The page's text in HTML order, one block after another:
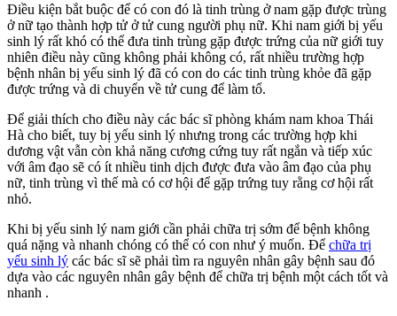
Điều kiện bắt buộc để có con đó là tinh trùng ở nam gặp được trùng
ở nữ tạo thành hợp tử ở tử cung người phụ nữ. Khi nam giới bị yếu
sinh lý rất khó có thể đưa tinh trùng gặp được trứng của nữ giới tuy
nhiên điều này cũng không phải không có, rất nhiều trường hợp
bệnh nhân bị yếu sinh lý đã có con do các tinh trùng khỏe đã gặp
được trứng và di chuyển về tử cung để làm tổ.
Để giải thích cho điều này các bác sĩ phòng khám nam khoa Thái
Hà cho biết, tuy bị yếu sinh lý nhưng trong các trường hợp khi
dương vật vẫn còn khả năng cương cứng tuy rất ngắn và tiếp xúc
với âm đạo sẽ có ít nhiều tinh dịch được đưa vào âm đạo của phụ
nữ, tinh trùng vì thế mà có cơ hội để gặp trứng tuy rằng cơ hội rất
nhỏ.
Khi bị yếu sinh lý nam giới cần phải chữa trị sớm để bệnh không
quá nặng và nhanh chóng có thể có con như ý muốn. Để chữa trị
yếu sinh lý các bác sĩ sẽ phải tìm ra nguyên nhân gây bệnh sau đó
dựa vào các nguyên nhân gây bệnh để chữa trị bệnh một cách tốt và
nhanh .